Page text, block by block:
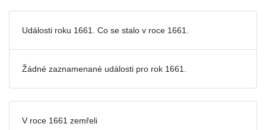
Události roku 1661. Co se stalo v roce 1661.
Žádné zaznamenané události pro rok 1661.
V roce 1661 zemřeli